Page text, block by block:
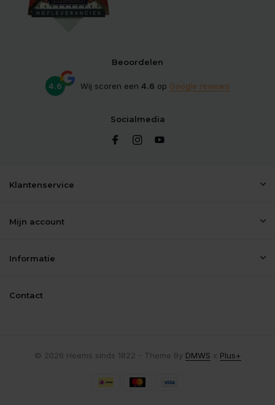
Beoordelen
4.6 Wij scoren een 4.6 op Google reviews
Socialmedia
Klantenservice
Mijn account
Informatie
Contact
© 2026 Heems sinds 1822 - Theme By DMWS x Plus+